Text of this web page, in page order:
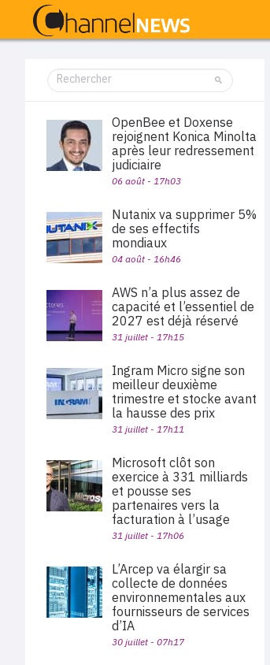
OpenBee et Doxense
rejoignent Konica Minolta
après leur redressement
judiciaire
06 août - 17h03
Nutanix va supprimer 5%
de ses effectifs
mondiaux
04 août - 16h46
AWS n’a plus assez de
capacité et l’essentiel de
2027 est déjà réservé
31 juillet - 17h15
Ingram Micro signe son
meilleur deuxième
trimestre et stocke avant
la hausse des prix
31 juillet - 17h11
Microsoft clôt son
exercice à 331 milliards
et pousse ses
partenaires vers la
facturation à l’usage
31 juillet - 17h06
L’Arcep va élargir sa
collecte de données
environnementales aux
fournisseurs de services
d’IA
30 juillet - 07h17